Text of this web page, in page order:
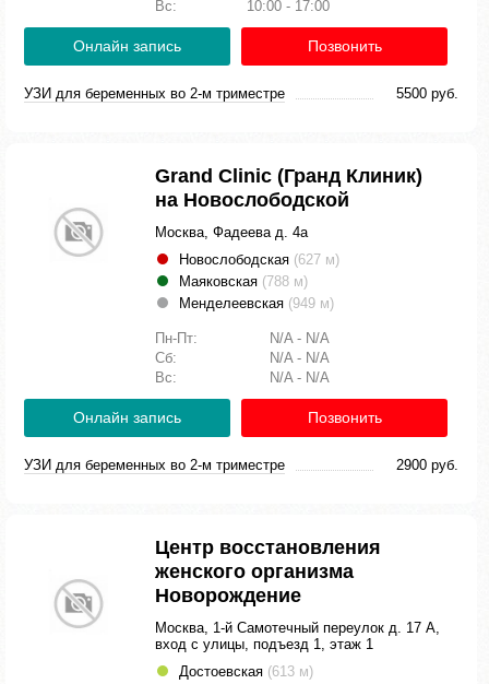
Вс:
10:00 - 17:00
Онлайн запись Позвонить
УЗИ для беременных во 2-м триместре 5500 руб.
Grand Clinic (Гранд Клиник)
на Новослободской
Москва, Фадеева д. 4а
Новослободская (627 м)
Маяковская (788 м)
Менделеевская (949 м)
Пн-Пт:
N/A - N/A
Сб:
N/A - N/A
Вс:
N/A - N/A
Онлайн запись Позвонить
УЗИ для беременных во 2-м триместре 2900 руб.
Центр восстановления
женского организма
Новорождение
Москва, 1-й Самотечный переулок д. 17 А,
вход с улицы, подъезд 1, этаж 1
Достоевская (613 м)